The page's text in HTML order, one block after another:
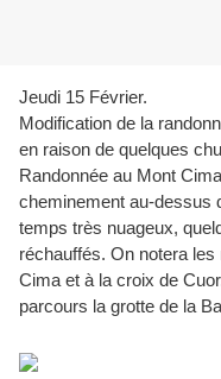
Jeudi 15 Février.
Modification de la
en raison de quelques
Randonnée au Mont
cheminement au-dessus
temps très nuageux,
réchauffés. On notera
Cima et à la croix de
parcours la grotte de la